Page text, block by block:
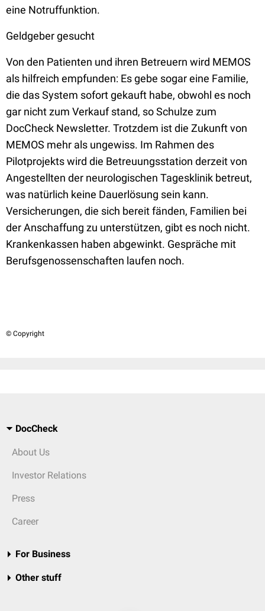
eine Notruffunktion.
Geldgeber gesucht
Von den Patienten und ihren Betreuern wird MEMOS
als hilfreich empfunden: Es gebe sogar eine Familie,
die das System sofort gekauft habe, obwohl es noch
gar nicht zum Verkauf stand, so Schulze zum
DocCheck Newsletter. Trotzdem ist die Zukunft von
MEMOS mehr als ungewiss. Im Rahmen des
Pilotprojekts wird die Betreuungsstation derzeit von
Angestellten der neurologischen Tagesklinik betreut,
was natürlich keine Dauerlösung sein kann.
Versicherungen, die sich bereit fänden, Familien bei
der Anschaffung zu unterstützen, gibt es noch nicht.
Krankenkassen haben abgewinkt. Gespräche mit
Berufsgenossenschaften laufen noch.
© Copyright
DocCheck
About Us
Investor Relations
Press
Career
For Business
Other stuff